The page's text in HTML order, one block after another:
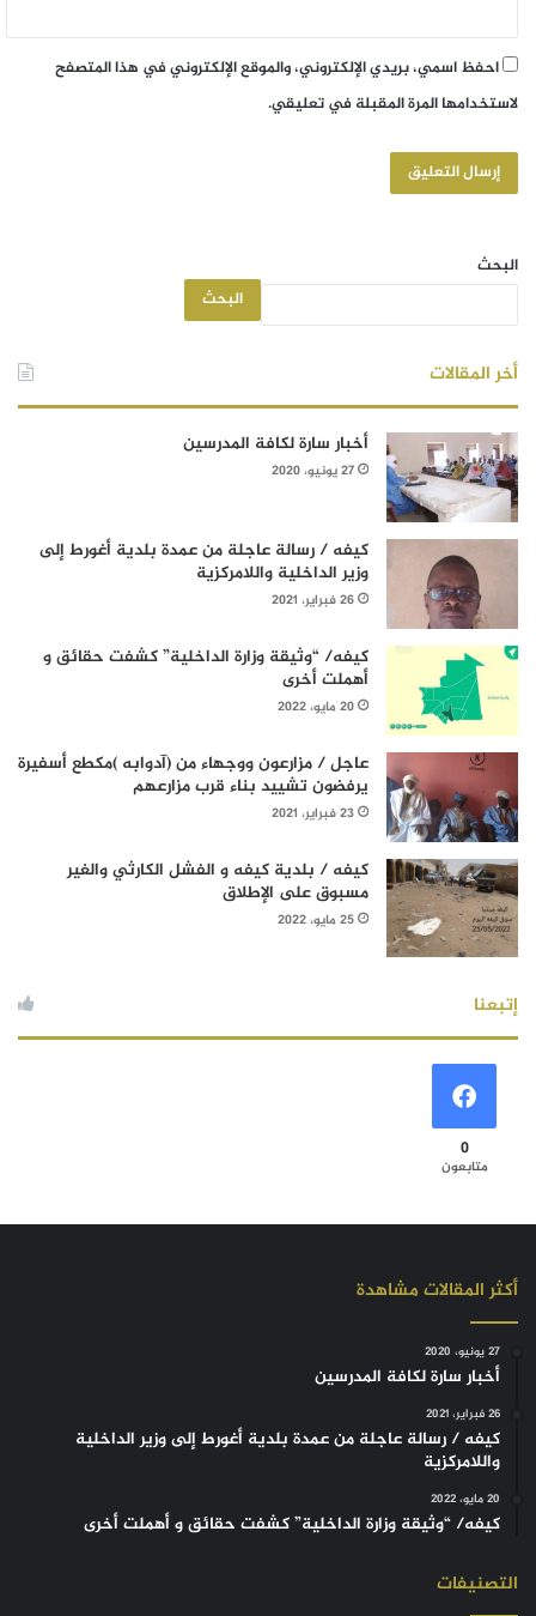
احفظ اسمي، بريدي الإلكتروني، والموقع الإلكتروني في هذا المتصفح
لاستخدامها المرة المقبلة في تعليقي.
البحث
البحث
أخر المقالات
أخبار سارة لكافة المدرسين
27 يونيو، 2020
كيفه / رسالة عاجلة من عمدة بلدية أغورط إلى
وزير الداخلية واللامركزية
26 فبراير، 2021
كيفه/ “وثيقة وزارة الداخلية” كشفت حقائق و
أهملت أخرى
20 مايو، 2022
عاجل / مزارعون ووجهاء من (آدوابه )مكطع أسفيرة
يرفضون تشييد بناء قرب مزارعهم
23 فبراير، 2021
كيفه / بلدية كيفه و الفشل الكارثي والغير
مسبوق على الإطلاق
25 مايو، 2022
إتبعنا
0
متابعون
أكثر المقالات مشاهدة
27 يونيو، 2020
أخبار سارة لكافة المدرسين
26 فبراير، 2021
كيفه / رسالة عاجلة من عمدة بلدية أغورط إلى وزير الداخلية
واللامركزية
20 مايو، 2022
كيفه/ “وثيقة وزارة الداخلية” كشفت حقائق و أهملت أخرى
التصنيفات